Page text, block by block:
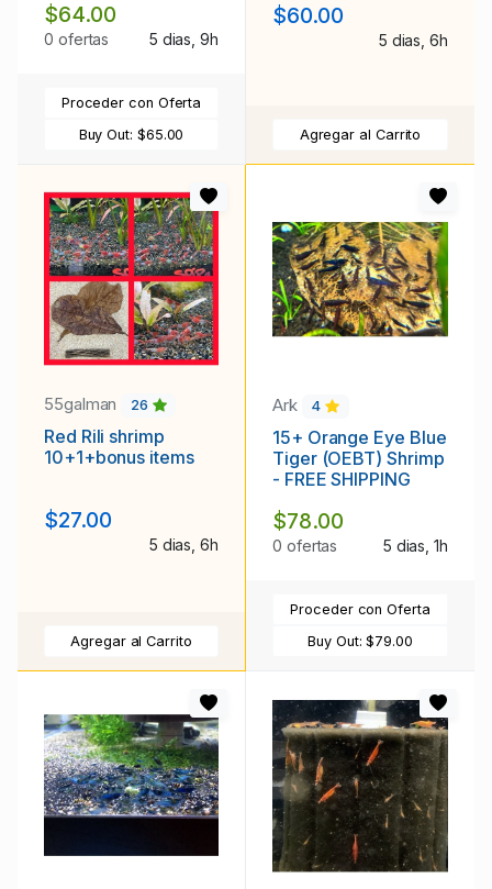
$64.00
0 ofertas 5 dias, 9h
Proceder con Oferta
Buy Out: $65.00
$60.00
5 dias, 6h
Agregar al Carrito
55galman 26
Red Rili shrimp
10+1+bonus items
$27.00
5 dias, 6h
Agregar al Carrito
Ark 4
15+ Orange Eye Blue
Tiger (OEBT) Shrimp
- FREE SHIPPING
$78.00
0 ofertas 5 dias, 1h
Proceder con Oferta
Buy Out:$79.00